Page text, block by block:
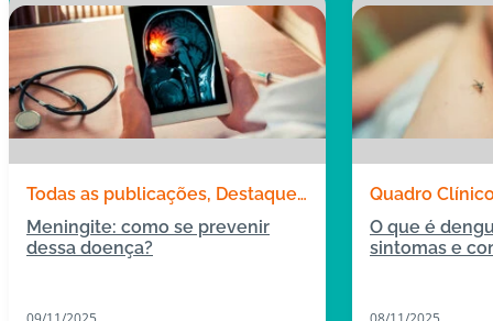
Todas as publicações Destaques
Quadro Clínico
Meningite: como se prevenir
dessa doença?
Quadro
O que é
sintomas e